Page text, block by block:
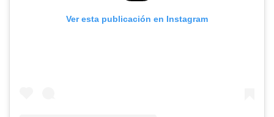
Ver esta publicación en Instagram